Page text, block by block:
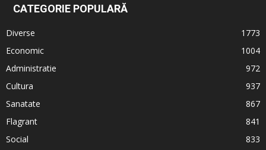
CATEGORIE POPULARĂ
Diverse
1773
Economic
1004
Administratie
972
Cultura
937
Sanatate
867
Flagrant
841
Social
833